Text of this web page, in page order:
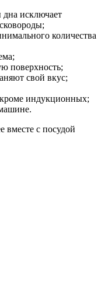
дна исключает
количества
поверхность;
свой вкус;
индукционных;
вместе с посудой